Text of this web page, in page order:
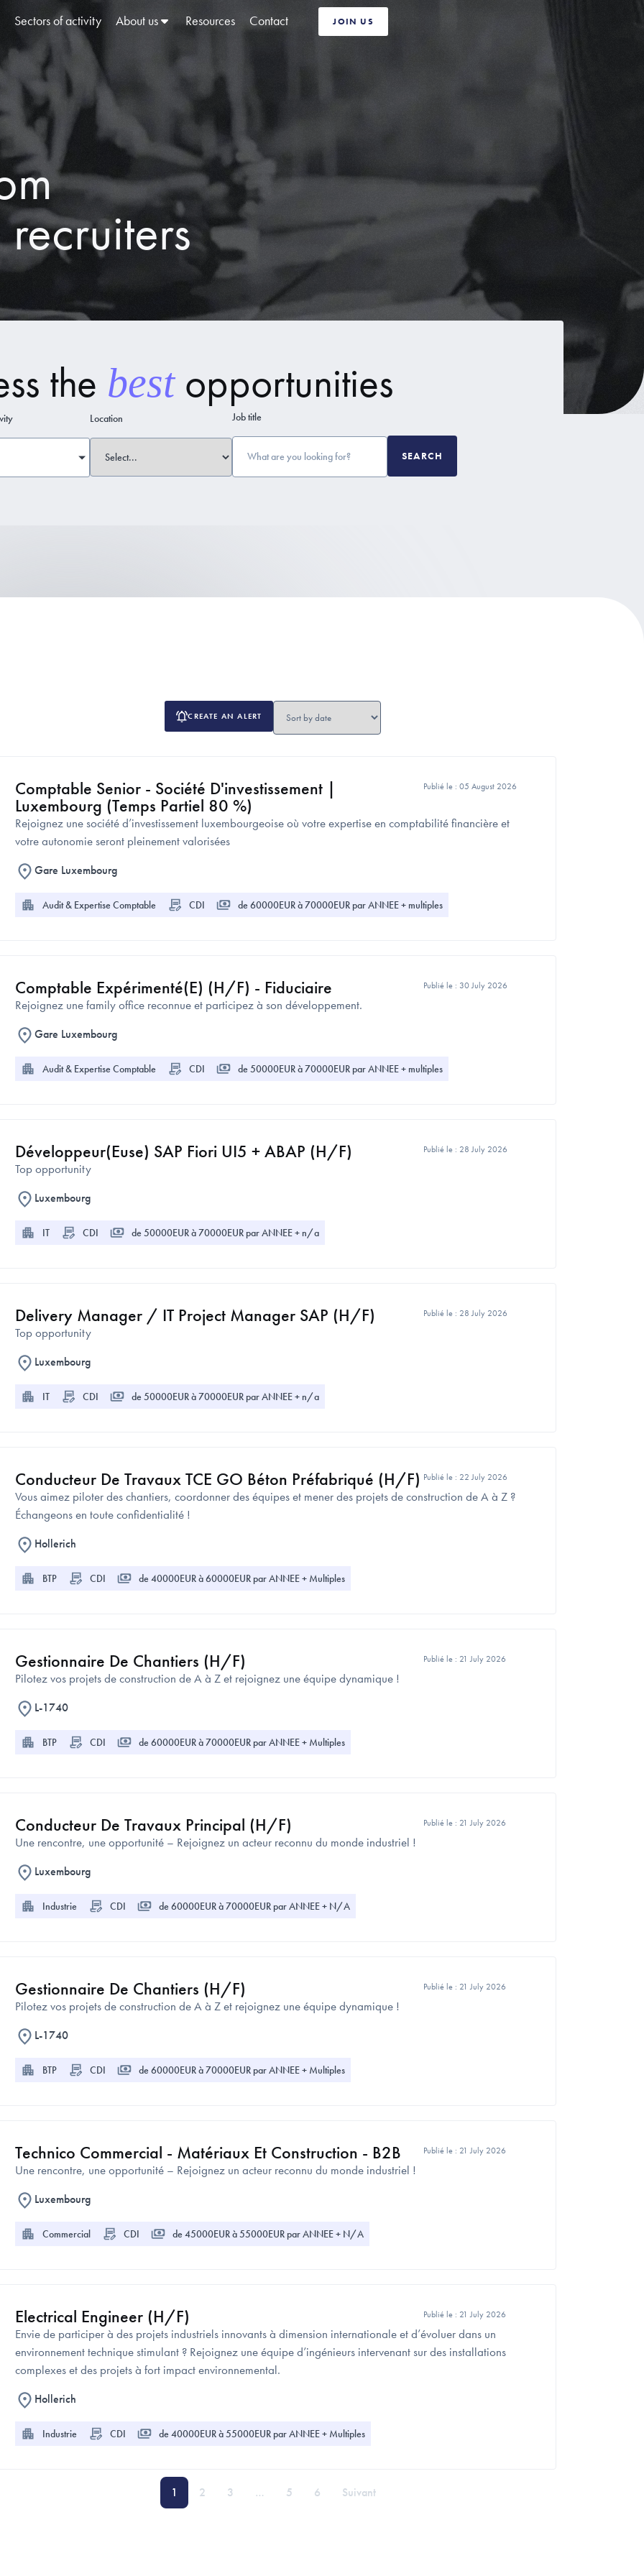
Sectors of activity About us Resources Contact JOIN US
the bestopportunities
Location Job title
SEARCH
CREATE AN ALERT
Comptable Senior - Société D'investissement |
Luxembourg (Temps Partiel 80 %)
Publié le : 05 August 2026
Rejoignez une société d’investissement luxembourgeoise où votre expertise en comptabilité financière et
votre autonomie seront pleinement valorisées
Gare Luxembourg
Audit & Expertise Comptable CDI de 60000EUR à 70000EUR par ANNEE + multiples
Comptable Expérimenté(e) (H/F) - Fiduciaire Publié le : 30 July 2026
Rejoignez une family office reconnue et participez à son développement.
Gare Luxembourg
Audit & Expertise Comptable CDI de 50000EUR à 70000EUR par ANNEE + multiples
Développeur(euse) SAP Fiori UI5 + ABAP (H/F) Publié le : 28 July 2026
Top opportunity
Luxembourg
IT CDI de 50000EUR à 70000EUR par ANNEE + n/a
Delivery Manager / IT Project Manager SAP (H/F) Publié le : 28 July 2026
Top opportunity
Luxembourg
IT CDI de 50000EUR à 70000EUR par ANNEE + n/a
Conducteur De Travaux TCE GO Béton Préfabriqué (H/F) Publié le : 22 July 2026
Vous aimez piloter des chantiers, coordonner des équipes et mener des projets de construction de A à Z ?
Échangeons en toute confidentialité !
Hollerich
BTP CDI de 40000EUR à 60000EUR par ANNEE + Multiples
Gestionnaire De Chantiers (H/F) Publié le : 21 July 2026
Pilotez vos projets de construction de A à Z et rejoignez une équipe dynamique !
L-1740
BTP CDI de 60000EUR à 70000EUR par ANNEE + Multiples
Conducteur De Travaux Principal (H/F) Publié le : 21 July 2026
Une rencontre, une opportunité – Rejoignez un acteur reconnu du monde industriel !
Luxembourg
Industrie CDI de 60000EUR à 70000EUR par ANNEE + N/A
Gestionnaire De Chantiers (H/F) Publié le : 21 July 2026
Pilotez vos projets de construction de A à Z et rejoignez une équipe dynamique !
L-1740
BTP CDI de 60000EUR à 70000EUR par ANNEE + Multiples
Technico Commercial - Matériaux Et Construction - B2B Publié le : 21 July 2026
Une rencontre, une opportunité – Rejoignez un acteur reconnu du monde industriel !
Luxembourg
Commercial CDI de 45000EUR à 55000EUR par ANNEE + N/A
Electrical Engineer (H/F) Publié le : 21 July 2026
Envie de participer à des projets industriels innovants à dimension internationale et d’évoluer dans un
environnement technique stimulant ? Rejoignez une équipe d’ingénieurs intervenant sur des installations
complexes et des projets à fort impact environnemental.
Hollerich
Industrie CDI de 40000EUR à 55000EUR par ANNEE + Multiples
1 2 3 … 5 6 Suivant